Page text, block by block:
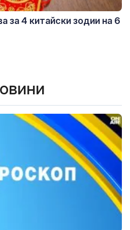
за 4 китайски зодии на 6